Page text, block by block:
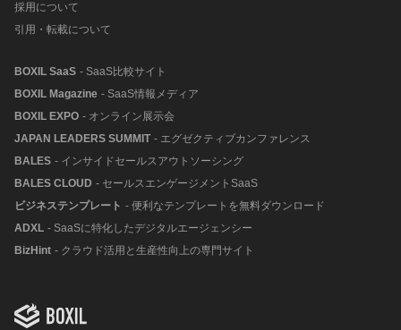
採用について
引用・転載について
BOXIL SaaS - SaaS比較サイト
BOXIL Magazine - SaaS情報メディア
BOXIL EXPO - オンライン展示会
JAPAN LEADERS SUMMIT - エグゼクティブカンファレンス
BALES - インサイドセールスアウトソーシング
BALES CLOUD - セールスエンゲージメントSaaS
ビジネステンプレート - 便利なテンプレートを無料ダウンロード
ADXL - SaaSに特化したデジタルエージェンシー
BizHint - クラウド活用と生産性向上の専門サイト